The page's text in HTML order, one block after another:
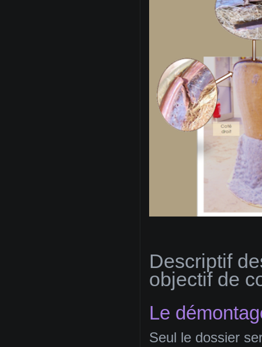
Descriptif
objectif de
Le
Seul le dossier